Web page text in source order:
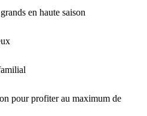
en haute saison
pour profiter au maximum de